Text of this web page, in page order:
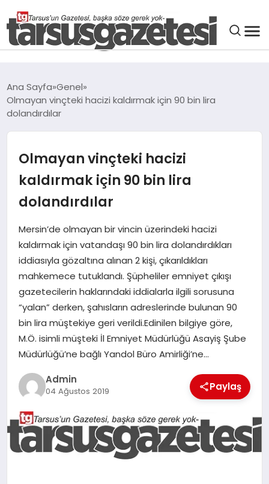
SPOR
DÜNYA
SIYASET
EKONOMI
MERSIN
EĞITIM
İLETIŞIM
Ana Sayfa Genel
Olmayan vinçteki hacizi kaldırmak için 90 bin lira
dolandırdılar
Olmayan vinçteki hacizi
kaldırmak için 90 bin lira
dolandırdılar
Mersin’de olmayan bir vincin üzerindeki hacizi
kaldırmak için vatandaşı 90 bin lira dolandırdıkları
iddiasıyla gözaltına alınan 2 kişi, çıkarıldıkları
mahkemece tutuklandı. Şüpheliler emniyet çıkışı
gazetecilerin haklarındaki iddialarla ilgili sorusuna
“yalan” derken, şahısların adreslerinde bulunan 90
bin lira müştekiye geri verildi.Edinilen bilgiye göre,
M.Ö. isimli müşteki İl Emniyet Müdürlüğü Asayiş Şube
Müdürlüğü’ne bağlı Yandol Büro Amirliği’ne…
Admin
04 Ağustos 2019 Paylaş